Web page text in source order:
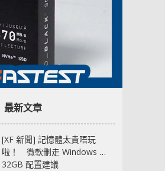
最新文章
[XF 新聞] 記憶體太貴唔玩
啦！ 微軟刪走 Windows 11
32GB 配置建議